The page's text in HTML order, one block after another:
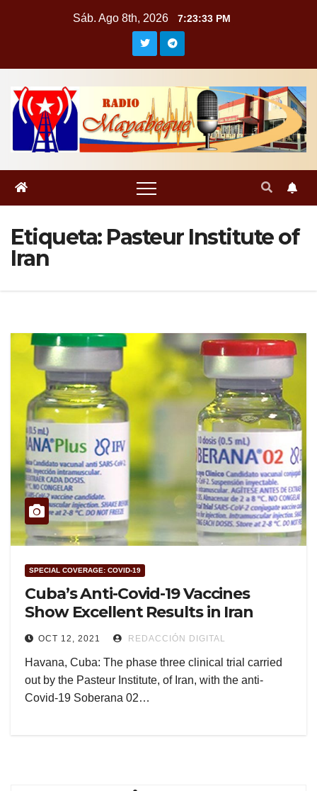
Sáb. Ago 8th, 2026 7:23:34 PM
Etiqueta: Pasteur Institute of
Iran
SPECIAL COVERAGE: COVID-19
Cuba’s Anti-Covid-19 Vaccines
Show Excellent Results in Iran
OCT 12, 2021 REDACCIÓN DIGITAL
Havana, Cuba: The phase three clinical trial carried
out by the Pasteur Institute, of Iran, with the anti-
Covid-19 Soberana 02…